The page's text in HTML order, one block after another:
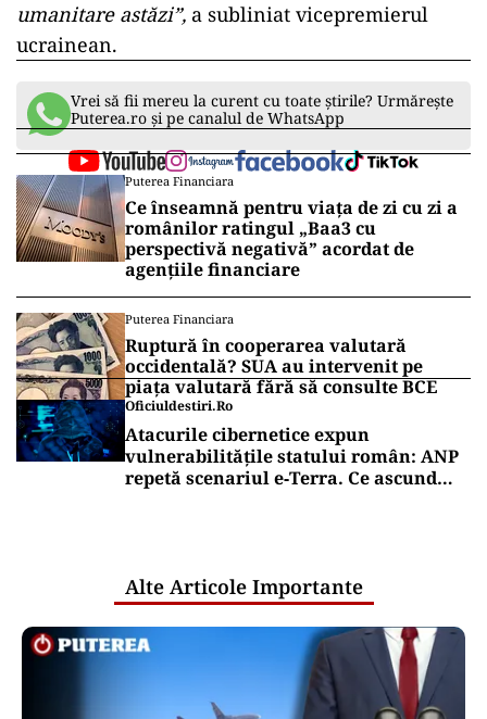
umanitare astăzi”, a subliniat vicepremierul
ucrainean.
Vrei să fii mereu la curent cu toate știrile? Urmărește
Puterea.ro și pe canalul de WhatsApp
Puterea Financiara
Ce înseamnă pentru viața de zi cu zi a
românilor ratingul „Baa3 cu
perspectivă negativă” acordat de
agențiile financiare
Puterea Financiara
Ruptură în cooperarea valutară
occidentală? SUA au intervenit pe
piața valutară fără să consulte BCE
Oficiuldestiri.ro
Atacurile cibernetice expun
vulnerabilitățile statului român: ANP
repetă scenariul e‑Terra. Ce ascund
Alte Articole Importante